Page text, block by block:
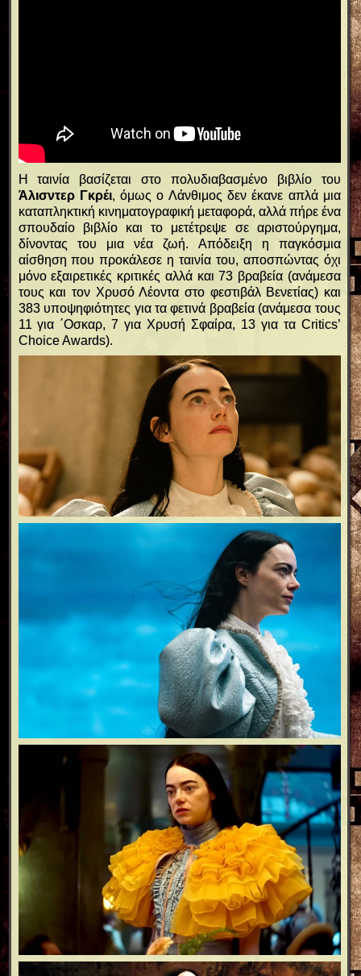
Η ταινία βασίζεται στο πολυδιαβασμένο βιβλίο του
Άλισντερ Γκρέι, όμως ο Λάνθιμος δεν έκανε απλά μια
καταπληκτική κινηματογραφική μεταφορά, αλλά πήρε ένα
σπουδαίο βιβλίο και το μετέτρεψε σε αριστούργημα,
δίνοντας του μια νέα ζωή. Απόδειξη η παγκόσμια
αίσθηση που προκάλεσε η ταινία του, αποσπώντας όχι
μόνο εξαιρετικές κριτικές αλλά και 73 βραβεία (ανάμεσα
τους και τον Χρυσό Λέοντα στο φεστιβάλ Βενετίας) και
383 υποψηφιότητες για τα φετινά βραβεία (ανάμεσα τους
11 για ΄Οσκαρ, 7 για Χρυσή Σφαίρα, 13 για τα Critics’
Choice Awards).